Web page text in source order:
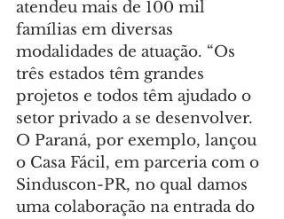
atendeu mais de 100 mil
famílias em diversas
modalidades de atuação. “Os
três estados têm grandes
projetos e todos têm ajudado o
setor privado a se desenvolver.
O Paraná, por exemplo, lançou
o Casa Fácil, em parceria com o
Sinduscon-PR, no qual damos
uma colaboração na entrada do